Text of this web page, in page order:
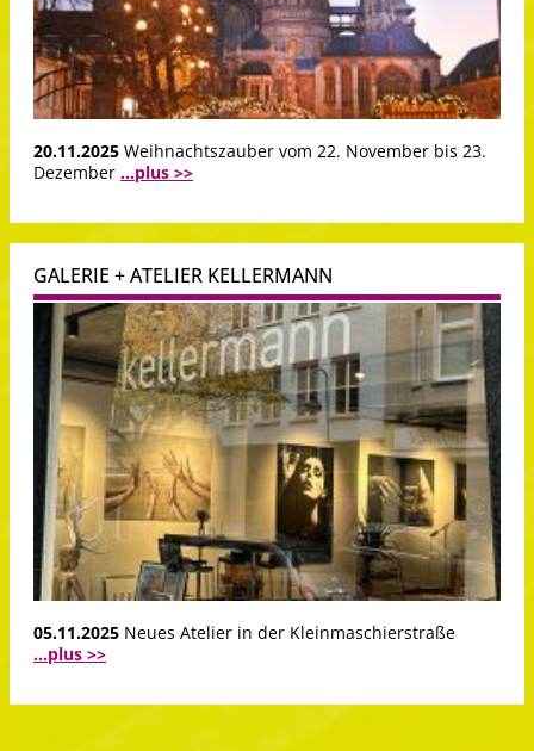
20.11.2025 Weihnachtszauber vom 22. November bis 23.
Dezember ...plus >>
GALERIE + ATELIER KELLERMANN
05.11.2025 Neues Atelier in der Kleinmaschierstraße
...plus >>